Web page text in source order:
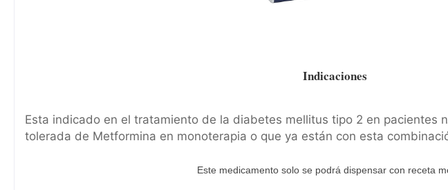
Indicaciones
Esta indicado en el tratamiento de la diabetes mellitus tipo 2 en pacientes
tolerada de Metformina en monoterapia o que ya están con esta
Este medicamento solo se podrá dispensar con receta